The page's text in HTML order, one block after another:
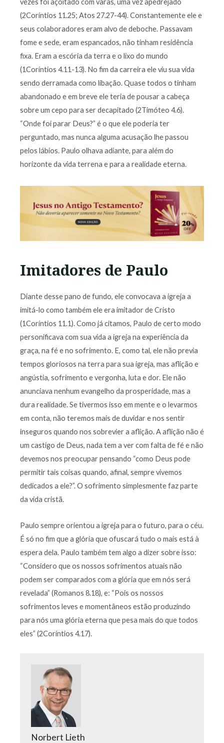
vezes foi açoitado com varas, uma vez apedrejado
(2Coríntios 11.25; Atos 27.27-44). Constantemente ele e
seus colaboradores eram alvo de deboche. Passavam
fome e sede, eram espancados, não tinham residência
fixa. Eram a escória da terra e o lixo do mundo
(1Coríntios 4.11-13). No fim da carreira ele viu sua vida
sendo derramada como libação. Quase todos o tinham
abandonado e em breve ele teria de pousar a cabeça
sobre um cepo para ser decapitado (2Timóteo 4.6).
“Onde foi parar Deus?” é o que ele poderia ter
perguntado, mas nunca alguma acusação lhe passou
pelos lábios. Paulo olhava adiante, para além do
horizonte da vida terrena e para a realidade eterna.
Imitadores de Paulo
Diante desse pano de fundo, ele convocava a igreja a
imitá-lo como também ele era imitador de Cristo
(1Coríntios 11.1). Como já citamos, Paulo de certo modo
personificava com sua vida a igreja na experiência da
graça, na fé e no sofrimento. E, como tal, ele não previa
tempos gloriosos na terra para sua igreja, mas aflição e
angústia, sofrimento e vergonha, luta e dor. Ele não
anunciava nenhum evangelho da prosperidade, mas a
dura realidade. Se tivermos isso em mente e o levarmos
em conta, não teremos mais de duvidar e nos sentir
inseguros quando nos sobrevier a aflição. A aflição não é
um castigo de Deus, nada tem a ver com falta de fé e não
devemos nos preocupar pensando “como Deus pode
permitir tais coisas quando, afinal, sempre vivemos
dedicados a ele?”. O sofrimento simplesmente faz parte
da vida cristã.
Paulo sempre orientou a igreja para o futuro, para o céu.
É só no fim que a glória que ofuscará tudo o mais está à
espera dela. Paulo também tem algo a dizer sobre isso:
“Considero que os nossos sofrimentos atuais não
podem ser comparados com a glória que em nós será
revelada” (Romanos 8.18), e: “Pois os nossos
sofrimentos leves e momentâneos estão produzindo
para nós uma glória eterna que pesa mais do que todos
eles” (2Coríntios 4.17).
Norbert Lieth